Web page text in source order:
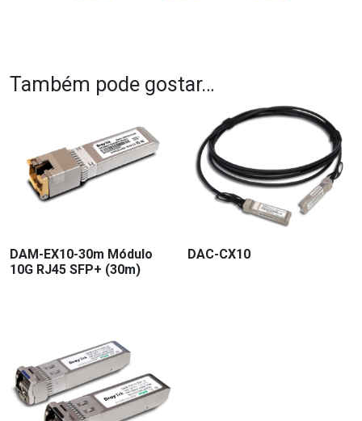
Também pode gostar…
DAM-EX10-30m Módulo
10G RJ45 SFP+ (30m)
DAC-CX10